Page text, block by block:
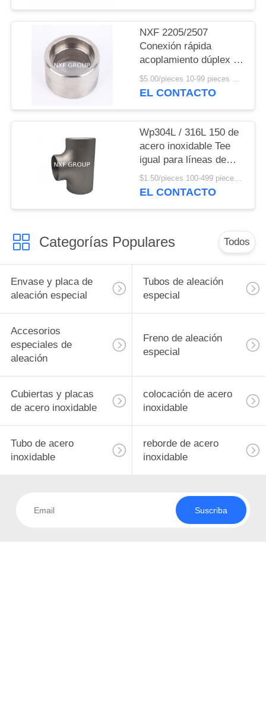
POLÍTICA
PRIVACIDAD
grados
NXF 2205/2507
Conexión rápida
acoplamiento dúplex de
acero inoxidable Tipo
de fundición de
y personalizable
$5.00/pieces 10-99 pieces MOQ:10 piezas
EL CONTACTO
Wp304L / 316L 150 de
acero inoxidable Tee
igual para líneas de
tubería Conexión de
soldadura Conexión de
$1.50/pieces 100-499 pieces MOQ:100 piezas
EL CONTACTO
Categorías Populares Todos
Envase y placa de
aleación especial
Tubos de aleación
especial
Accesorios
especiales de
aleación
Freno de aleación
especial
Cubiertas y placas
de acero inoxidable
colocación de acero
inoxidable
Tubo de acero
inoxidable
reborde de acero
inoxidable
Suscriba